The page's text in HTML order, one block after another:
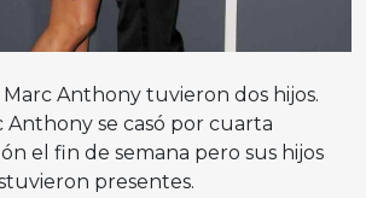
Marc Anthony tuvieron dos hijos.
Anthony se casó por cuarta
el fin de semana pero sus hijos
presentes.